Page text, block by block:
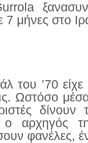
7 μήνες στο
του ’70 είχε
Ωστόσο
αρχηγός
φανέλες,